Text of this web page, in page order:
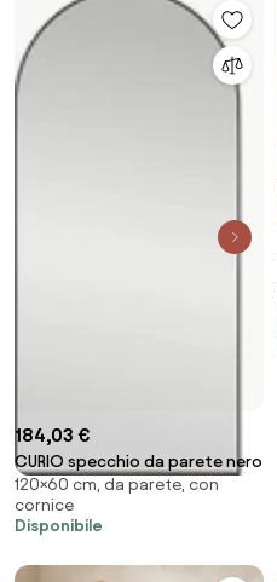
184,03 €
CURIO specchio da parete nero
120×60 cm, da parete, con
cornice
Disponibile